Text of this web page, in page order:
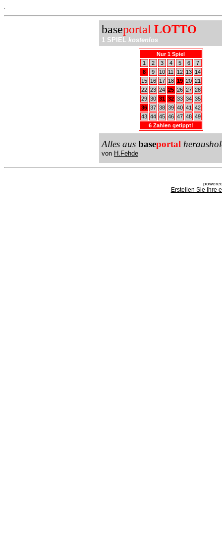
baseportal LOTTO
1 SPIEL kostenlos
Nur 1 Spiel
1
2 3 4 5 6
7
8
9 10 11 12 13
14
15
16 17 18 19 20 21
22 23 24 25 26 27 28
29 30 31 32 33 34 35
36 37 38 39 40 41
42
43 44 45 46 47 48 49
6 Zahlen getippt!
Alles aus baseportal
von H.Fehde
Erstellen Sie Ihre